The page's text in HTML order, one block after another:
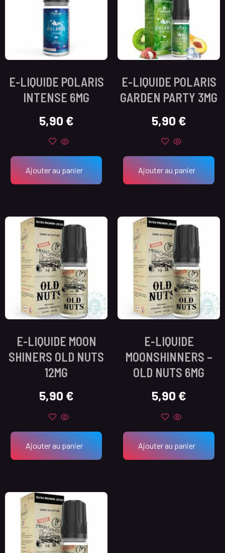
E-LIQUIDE POLARIS
INTENSE 6MG
5,90 €
Ajouter au panier
E-LIQUIDE POLARIS
GARDEN PARTY 3MG
5,90 €
Ajouter au panier
E-LIQUIDE MOON
SHINERS OLD NUTS
12MG
5,90 €
Ajouter au panier
E-LIQUIDE
MOONSHINNERS –
OLD NUTS 6MG
5,90 €
Ajouter au panier